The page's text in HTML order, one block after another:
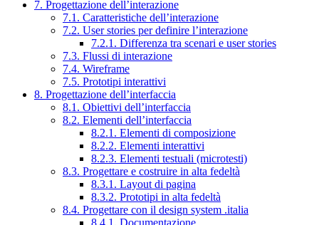
7. Progettazione dell’interazione
7.1. Caratteristiche dell’interazione
7.2. User stories per definire l’interazione
7.2.1. Differenza tra scenari e user stories
7.3. Flussi di interazione
7.4. Wireframe
7.5. Prototipi interattivi
8. Progettazione dell’interfaccia
8.1. Obiettivi dell’interfaccia
8.2. Elementi dell’interfaccia
8.2.1. Elementi di composizione
8.2.2. Elementi interattivi
8.2.3. Elementi testuali (microtesti)
8.3. Progettare e costruire in alta fedeltà
8.3.1. Layout di pagina
8.3.2. Prototipi in alta fedeltà
8.4. Progettare con il design system .italia
8.4.1. Documentazione